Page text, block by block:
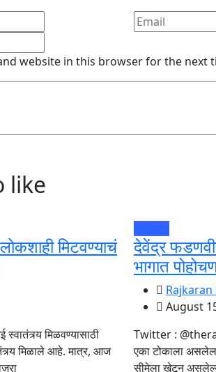
website in this browser for the next
like
मिटवण्याचं
मिळवण्यासाठी
मिळाले आहे. मात्र, आज
महाराष्ट्र
देवेंद्र
भागात
Rajkaran
August
Twitter :
एका टोकाला
सीमेला खेटून